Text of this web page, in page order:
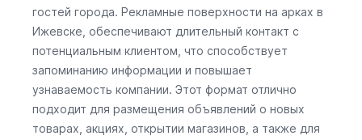
гостей города. Рекламные поверхности на арках в
Ижевске, обеспечивают длительный контакт с
потенциальным клиентом, что способствует
запоминанию информации и повышает
узнаваемость компании. Этот формат отлично
подходит для размещения объявлений о новых
товарах, акциях, открытии магазинов, а также для